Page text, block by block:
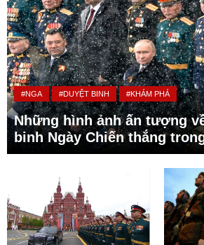
#NGA #DUYỆT BINH #KHÁM PHÁ
Những hình ảnh ấn tượng
binh Ngày Chiến thắng